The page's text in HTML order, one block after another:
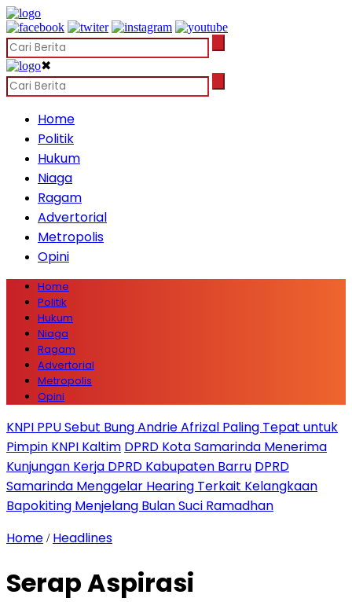
✖
Home
Politik
Hukum
Niaga
Ragam
Advertorial
Metropolis
Opini
Home
Politik
Hukum
Niaga
Ragam
Advertorial
Metropolis
Opini
KNPI PPU Sebut Bung Andrie Afrizal Paling Tepat untuk
Pimpin KNPI Kaltim DPRD Kota Samarinda Menerima
Kunjungan Kerja DPRD Kabupaten Barru DPRD
Samarinda Menggelar Hearing Terkait Kelangkaan
Bapokiting Menjelang Bulan Suci Ramadhan
Home / Headlines
Serap Aspirasi